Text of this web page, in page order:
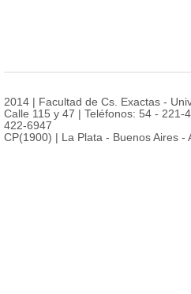
2014 | Facultad de Cs. Exactas -
Calle 115 y 47 | Teléfonos: 54 -
422-6947
CP(1900) | La Plata - Buenos Aires -